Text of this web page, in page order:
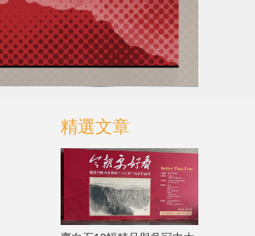
精選文章